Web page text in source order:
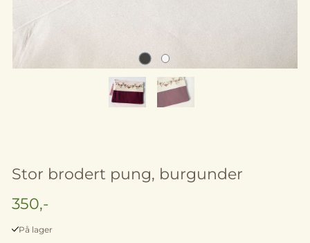
Stor brodert pung, burgunder
350,-
På lager